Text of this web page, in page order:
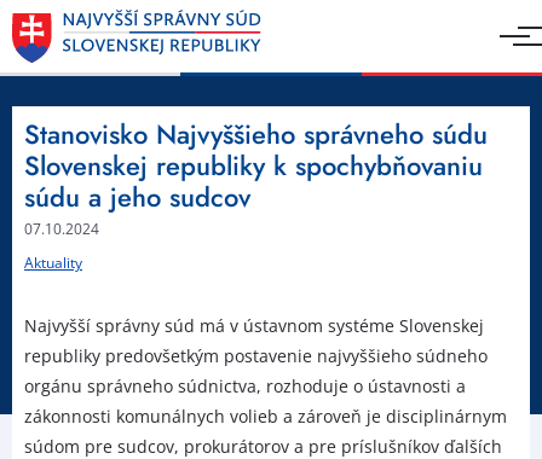
Stanovisko Najvyššieho správneho súdu
Slovenskej republiky k spochybňovaniu
súdu a jeho sudcov
07.10.2024
Aktuality
Najvyšší správny súd má v ústavnom systéme Slovenskej
republiky predovšetkým postavenie najvyššieho súdneho
orgánu správneho súdnictva, rozhoduje o ústavnosti a
zákonnosti komunálnych volieb a zároveň je disciplinárnym
súdom pre sudcov, prokurátorov a pre príslušníkov ďalších